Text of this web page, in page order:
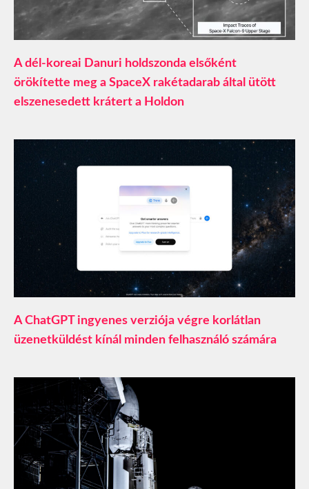
A dél-koreai Danuri holdszonda elsőként
örökítette meg a SpaceX rakétadarab által ütött
elszenesedett krátert a Holdon
A ChatGPT ingyenes verziója végre korlátlan
üzenetküldést kínál minden felhasználó számára